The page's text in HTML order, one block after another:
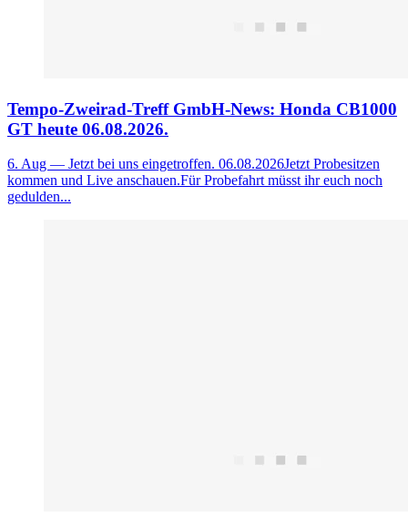
Tempo-Zweirad-Treff GmbH-News: Honda CB1000
GT heute 06.08.2026.
6. Aug — Jetzt bei uns eingetroffen. 06.08.2026Jetzt Probesitzen
kommen und Live anschauen.Für Probefahrt müsst ihr euch noch
gedulden...